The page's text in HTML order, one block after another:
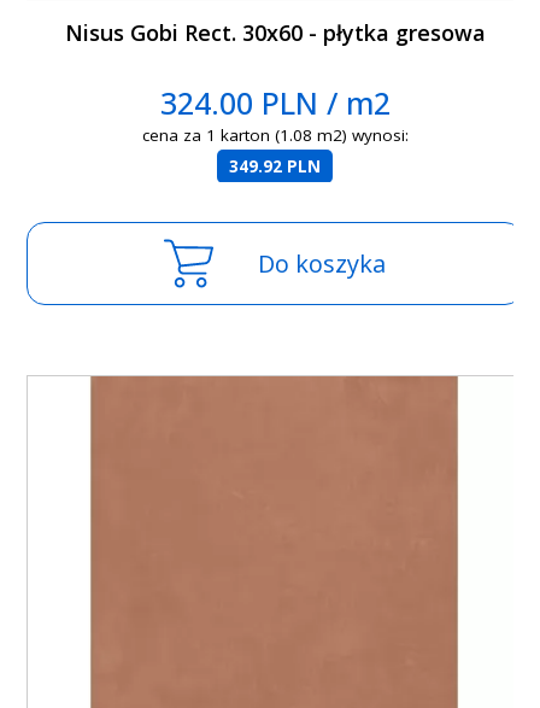
Nisus Gobi Rect. 30x60 - płytka gresowa
324.00 PLN / m2
cena za 1 karton (1.08 m2) wynosi:
349.92 PLN
Do koszyka